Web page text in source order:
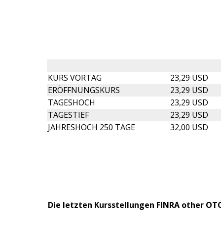
KURS VORTAG
23,29 USD
ERÖFFNUNGSKURS
23,29 USD
TAGESHOCH
23,29 USD
TAGESTIEF
23,29 USD
JAHRESHOCH 250 TAGE
32,00 USD
Die letzten Kursstellungen FINRA other